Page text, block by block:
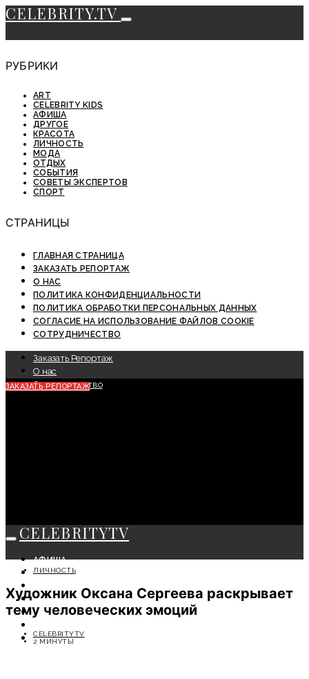
CELEBRITY.TV
РУБРИКИ
ART
CELEBRITY KIDS
АФИША
ДРУГОЕ
КРАСОТА
ЛИЧНОСТЬ
МОДА
ОТДЫХ
СОБЫТИЯ
СОВЕТЫ ЭКСПЕРТОВ
СПОРТ
СТРАНИЦЫ
ГЛАВНАЯ СТРАНИЦА
ЗАКАЗАТЬ РЕПОРТАЖ
О НАС
ПОЛИТИКА КОНФИДЕНЦИАЛЬНОСТИ
ПОЛИТИКА ОБРАБОТКИ ПЕРСОНАЛЬНЫХ ДАННЫХ
СОГЛАСИЕ НА ИСПОЛЬЗОВАНИЕ ФАЙЛОВ COOKIE
СОТРУДНИЧЕСТВО
Заказать Репортаж
О нас
Сотрудничество
ЗАКАЗАТЬ РЕПОРТАЖ
CELEBRITYTV
АФИША
СОБЫТИЯ
МОДА
ЛИЧНОСТЬ
СОВЕТЫ ЭКСПЕРТОВ
ЛИЧНОСТЬ
Художник Оксана Сергеева раскрывает
тему человеческих эмоций
CELEBRITYTV
2 МИНУТЫ